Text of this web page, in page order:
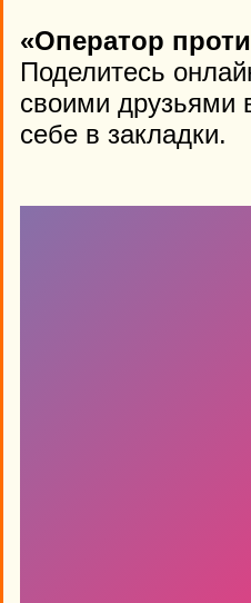
«Оператор
Поделитесь
своими друзьями
себе в закладки.